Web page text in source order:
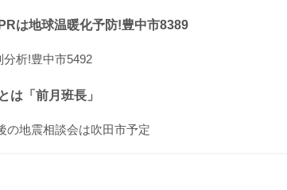
は地球温暖化予防!豊中市8389
析!豊中市5492
は「前月班長」
の地震相談会は吹田市予定